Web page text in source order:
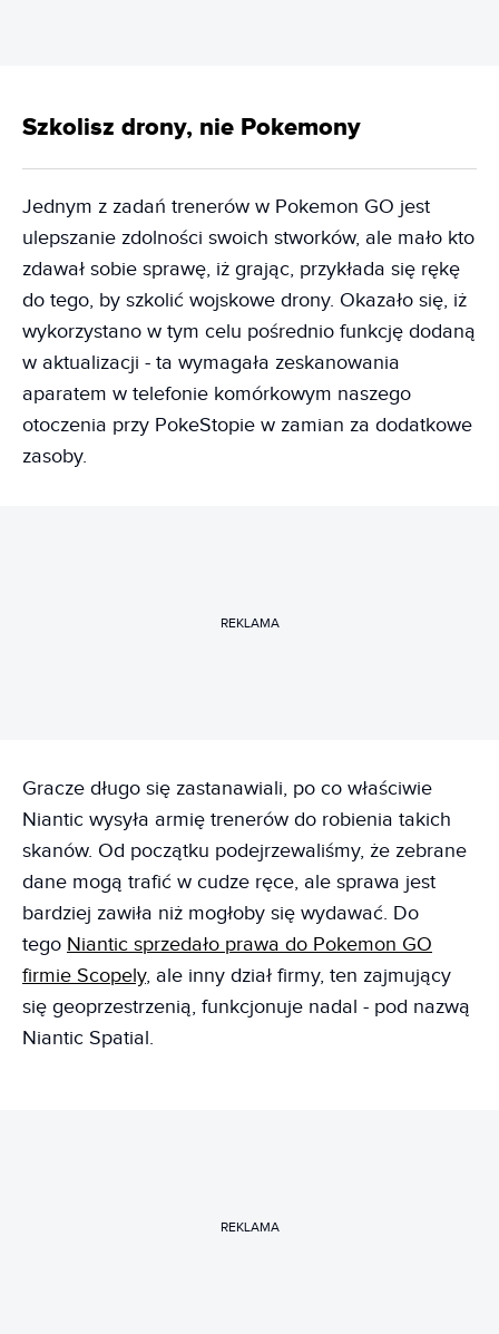
Szkolisz drony, nie Pokemony
Jednym z zadań trenerów w Pokemon GO jest
ulepszanie zdolności swoich stworków, ale mało kto
zdawał sobie sprawę, iż grając, przykłada się rękę
do tego, by szkolić wojskowe drony. Okazało się, iż
wykorzystano w tym celu pośrednio funkcję dodaną
w aktualizacji - ta wymagała zeskanowania
aparatem w telefonie komórkowym naszego
otoczenia przy PokeStopie w zamian za dodatkowe
zasoby.
REKLAMA
Gracze długo się zastanawiali, po co właściwie
Niantic wysyła armię trenerów do robienia takich
skanów. Od początku podejrzewaliśmy, że zebrane
dane mogą trafić w cudze ręce, ale sprawa jest
bardziej zawiła niż mogłoby się wydawać. Do
tego Niantic sprzedało prawa do Pokemon GO
firmie Scopely, ale inny dział firmy, ten zajmujący
się geoprzestrzenią, funkcjonuje nadal - pod nazwą
Niantic Spatial.
REKLAMA